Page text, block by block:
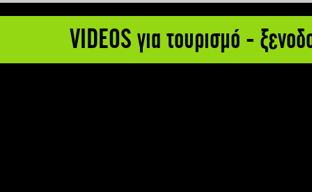
VIDEOS για τουρισμό -